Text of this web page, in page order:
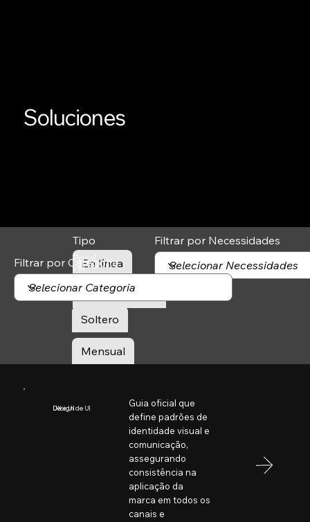
Design de UI
UX e UI
Guia oficial que
define padrões de
identidade visual e
comunicação,
assegurando
consistência na
aplicação da
marca em todos os
canais e
Soluciones
Tipo
En línea
Desconectado
Possí
vel
contr
ataçã
Soltero
Mensual
Filtrar por Necessidades
Filtrar por Categoria